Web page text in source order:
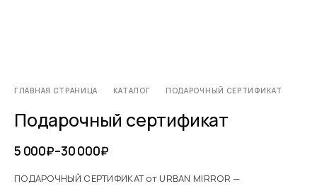
ГЛАВНАЯ СТРАНИЦА КАТАЛОГ ПОДАРОЧНЫЙ СЕРТИФИКАТ
Подарочный сертификат
5 000₽–30 000₽
ПОДАРОЧНЫЙ СЕРТИФИКАТ от URBAN MIRROR —